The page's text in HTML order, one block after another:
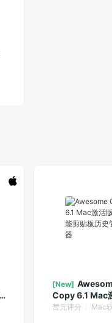
[New]
Copy 6.1 Mac
万能剪贴板历史
暂无评分 Mac